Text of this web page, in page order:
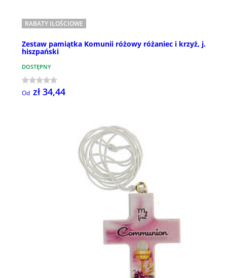
RABATY ILOŚCIOWE
Zestaw pamiątka Komunii różowy różaniec i krzyż, j.
hiszpański
DOSTĘPNY
Od zł 34,44